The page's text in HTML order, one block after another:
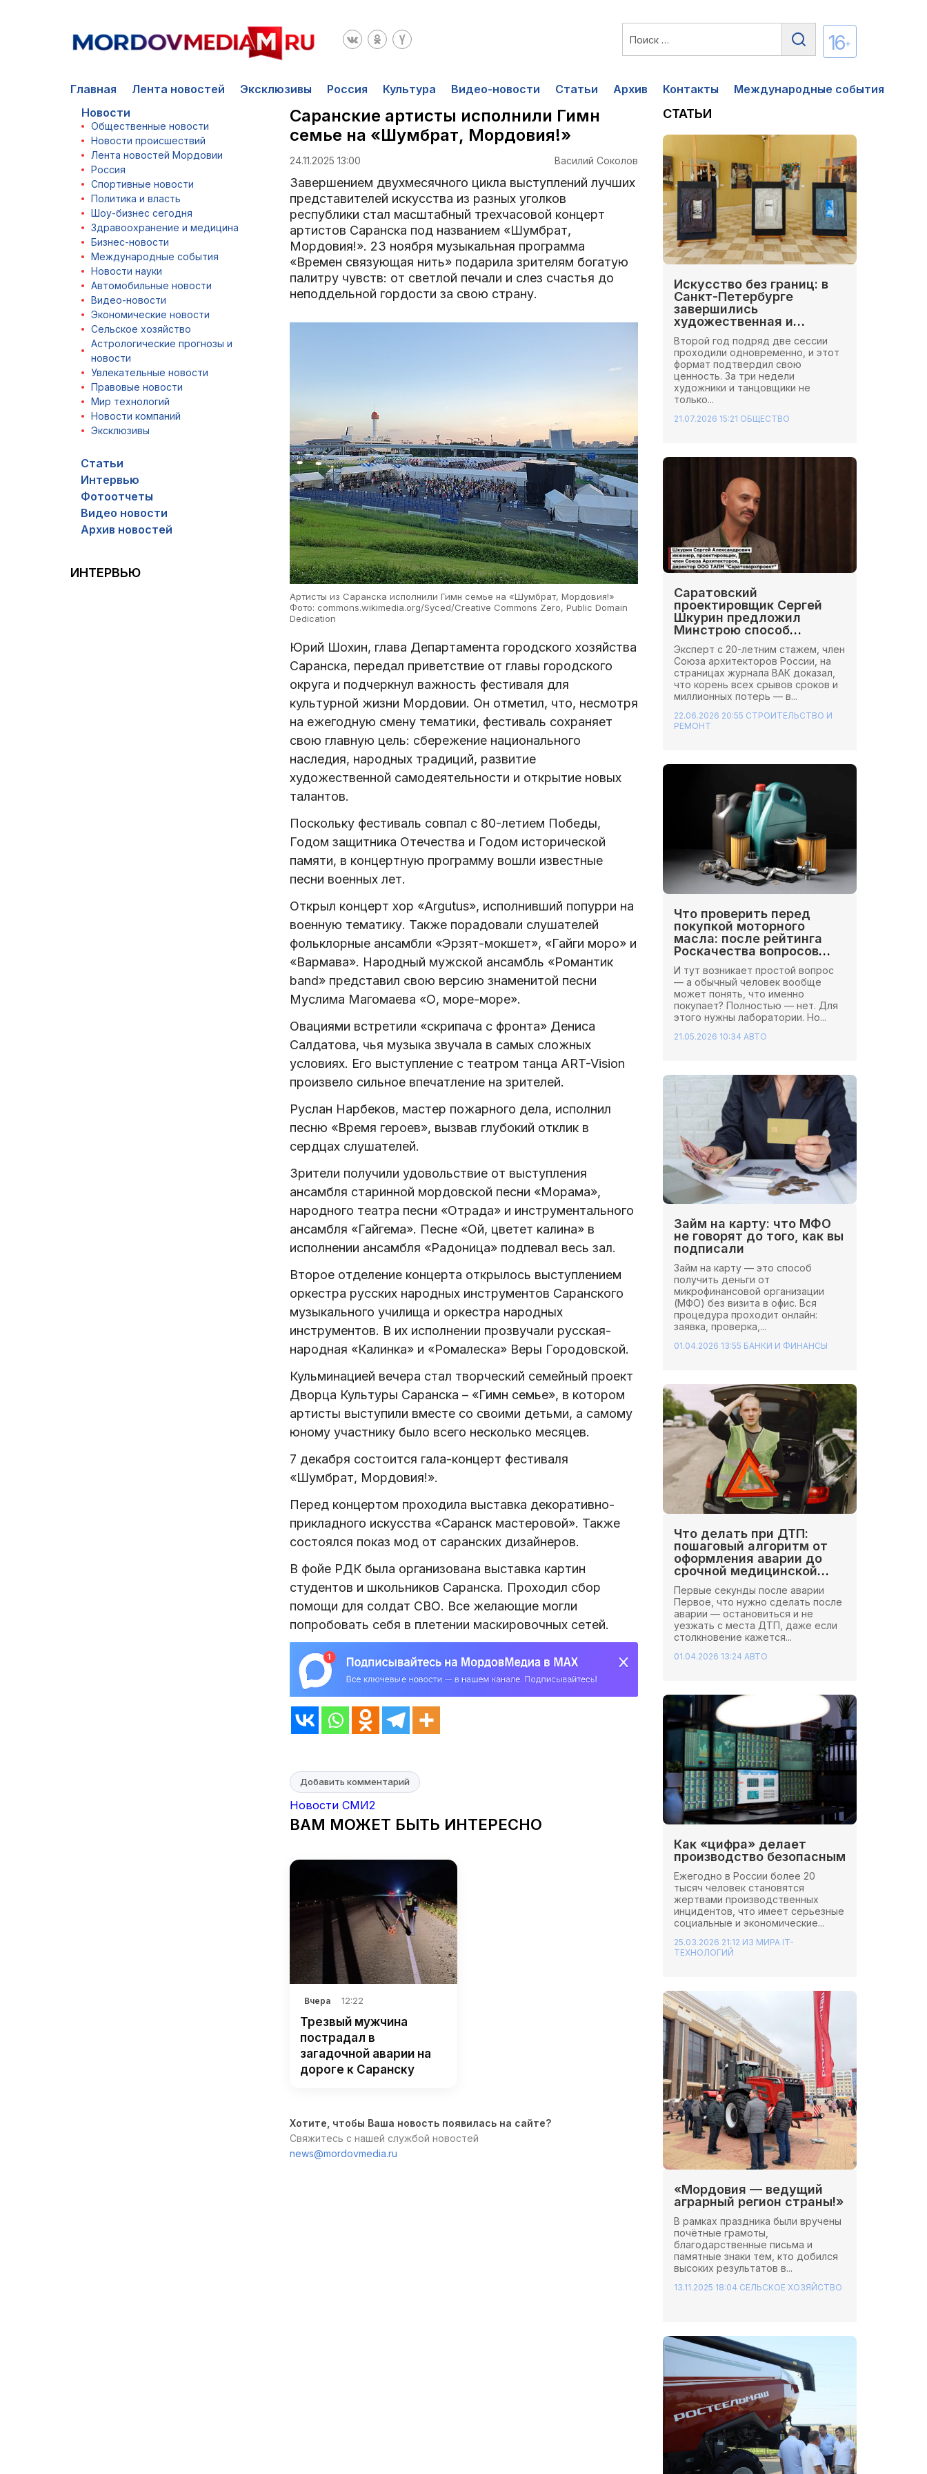
16+
Главная Лента новостей Эксклюзивы Россия Культура Видео-новости Статьи Архив Контакты
Международные события
Новости
Общественные новости
Новости происшествий
Лента новостей Мордовии
Россия
Спортивные новости
Политика и власть
Шоу-бизнес сегодня
Здравоохранение и медицина
Бизнес-новости
Международные события
Новости науки
Автомобильные новости
Видео-новости
Экономические новости
Сельское хозяйство
Астрологические прогнозы и
новости
Увлекательные новости
Правовые новости
Мир технологий
Новости компаний
Эксклюзивы
Статьи
Интервью
Фотоотчеты
Видео новости
Архив новостей
ИНТЕРВЬЮ
Саранские артисты исполнили Гимн
семье на «Шумбрат, Мордовия!»
24.11.2025 13:00 Василий Соколов
Завершением двухмесячного цикла выступлений лучших
представителей искусства из разных уголков
республики стал масштабный трехчасовой концерт
артистов Саранска под названием «Шумбрат,
Мордовия!». 23 ноября музыкальная программа
«Времен связующая нить» подарила зрителям богатую
палитру чувств: от светлой печали и слез счастья до
неподдельной гордости за свою страну.
Артисты из Саранска исполнили Гимн семье на «Шумбрат, Мордовия!»
Фото: commons.wikimedia.org/Syced/Creative Commons Zero, Public Domain
Dedication
Юрий Шохин, глава Департамента городского хозяйства
Саранска, передал приветствие от главы городского
округа и подчеркнул важность фестиваля для
культурной жизни Мордовии. Он отметил, что, несмотря
на ежегодную смену тематики, фестиваль сохраняет
свою главную цель: сбережение национального
наследия, народных традиций, развитие
художественной самодеятельности и открытие новых
талантов.
Поскольку фестиваль совпал с 80-летием Победы,
Годом защитника Отечества и Годом исторической
памяти, в концертную программу вошли известные
песни военных лет.
Открыл концерт хор «Argutus», исполнивший попурри на
военную тематику. Также порадовали слушателей
фольклорные ансамбли «Эрзят-мокшет», «Гайги моро» и
«Вармава». Народный мужской ансамбль «Романтик
band» представил свою версию знаменитой песни
Муслима Магомаева «О, море-море».
Овациями встретили «скрипача с фронта» Дениса
Салдатова, чья музыка звучала в самых сложных
условиях. Его выступление с театром танца ART-Vision
произвело сильное впечатление на зрителей.
Руслан Нарбеков, мастер пожарного дела, исполнил
песню «Время героев», вызвав глубокий отклик в
сердцах слушателей.
Зрители получили удовольствие от выступления
ансамбля старинной мордовской песни «Морама»,
народного театра песни «Отрада» и инструментального
ансамбля «Гайгема». Песне «Ой, цветет калина» в
исполнении ансамбля «Радоница» подпевал весь зал.
Второе отделение концерта открылось выступлением
оркестра русских народных инструментов Саранского
музыкального училища и оркестра народных
инструментов. В их исполнении прозвучали русская-
народная «Калинка» и «Ромалеска» Веры Городовской.
Кульминацией вечера стал творческий семейный проект
Дворца Культуры Саранска – «Гимн семье», в котором
артисты выступили вместе со своими детьми, а самому
юному участнику было всего несколько месяцев.
7 декабря состоится гала-концерт фестиваля
«Шумбрат, Мордовия!».
Перед концертом проходила выставка декоративно-
прикладного искусства «Саранск мастеровой». Также
состоялся показ мод от саранских дизайнеров.
В фойе РДК была организована выставка картин
студентов и школьников Саранска. Проходил сбор
помощи для солдат СВО. Все желающие могли
попробовать себя в плетении маскировочных сетей.
Добавить комментарий
Новости СМИ2
ВАМ МОЖЕТ БЫТЬ ИНТЕРЕСНО
Вчера 12:22
Трезвый мужчина
пострадал в
загадочной аварии на
дороге к Саранску
Хотите, чтобы Ваша новость появилась на сайте?
Свяжитесь с нашей службой новостей
news@mordovmedia.ru
СТАТЬИ
Искусство без границ: в
Санкт-Петербурге
завершились
художественная и
хореографическая сессии
Школы Иннопрактики.
Второй год подряд две сессии
проходили одновременно, и этот
формат подтвердил свою
ценность. За три недели
художники и танцовщики не
только...
21.07.2026 15:21 ОБЩЕСТВО
Саратовский
проектировщик Сергей
Шкурин предложил
Минстрою способ
сэкономить миллионы на
стройках
Эксперт с 20-летним стажем, член
Союза архитекторов России, на
страницах журнала ВАК доказал,
что корень всех срывов сроков и
миллионных потерь — в...
22.06.2026 20:55 СТРОИТЕЛЬСТВО И
РЕМОНТ
Что проверить перед
покупкой моторного
масла: после рейтинга
Роскачества вопросов
стало больше
И тут возникает простой вопрос
— а обычный человек вообще
может понять, что именно
покупает? Полностью — нет. Для
этого нужны лаборатории. Но...
21.05.2026 10:34 АВТО
Займ на карту: что МФО
не говорят до того, как вы
подписали
Займ на карту — это способ
получить деньги от
микрофинансовой организации
(МФО) без визита в офис. Вся
процедура проходит онлайн:
заявка, проверка,...
01.04.2026 13:55 БАНКИ И ФИНАНСЫ
Что делать при ДТП:
пошаговый алгоритм от
оформления аварии до
срочной медицинской
помощи
Первые секунды после аварии
Первое, что нужно сделать после
аварии — остановиться и не
уезжать с места ДТП, даже если
столкновение кажется...
01.04.2026 13:24 АВТО
Как «цифра» делает
производство безопасным
Ежегодно в России более 20
тысяч человек становятся
жертвами производственных
инцидентов, что имеет серьезные
социальные и экономические...
25.03.2026 21:12 ИЗ МИРА IT-
ТЕХНОЛОГИЙ
«Мордовия — ведущий
аграрный регион страны!»
В рамках праздника были вручены
почётные грамоты,
благодарственные письма и
памятные знаки тем, кто добился
высоких результатов в...
13.11.2025 18:04 СЕЛЬСКОЕ ХОЗЯЙСТВО